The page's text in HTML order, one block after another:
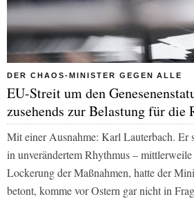
DER CHAOS-MINISTER GEGEN ALLE
EU-Streit um den
zusehends zur Belastung für die
Mit einer Ausnahme: Karl Lauterbach. Er
in unverändertem Rhythmus –
Lockerung der Maßnahmen, hatte der
betont, komme vor Ostern gar nicht in